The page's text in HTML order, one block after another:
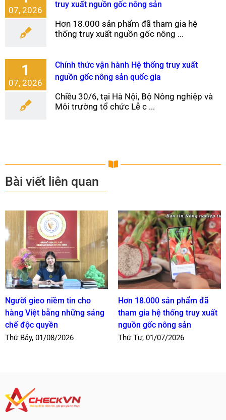
07, 2026
truy xuất nguồn gốc nông sản
Hơn 18.000 sản phẩm đã tham gia hệ
thống truy xuất nguồn gốc nông ...
1
07, 2026
Chính thức vận hành Hệ thống truy xuất
nguồn gốc nông sản quốc gia
Chiều 30/6, tại Hà Nội, Bộ Nông nghiệp và
Môi trường tổ chức Lễ c ...
Bài viết liên quan
Người gieo niềm tin cho
hàng Việt bằng những sáng
chế độc quyền
Thứ Bảy, 01/08/2026
Hơn 18.000 sản phẩm đã
tham gia hệ thống truy xuất
nguồn gốc nông sản
Thứ Tư, 01/07/2026